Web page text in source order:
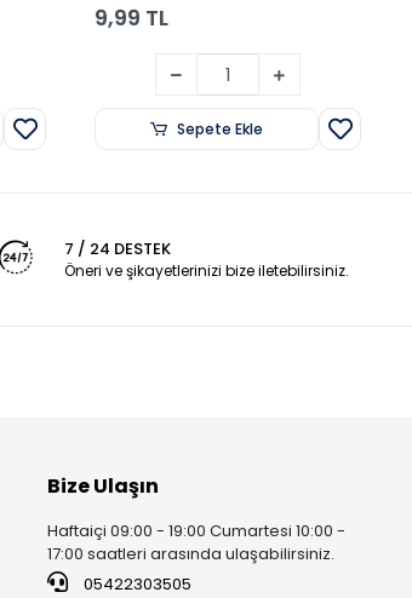
9,99 TL
Sepete Ekle
7 / 24 DESTEK
Öneri ve şikayetlerinizi bize iletebilirsiniz.
Bize Ulaşın
Haftaiçi 09:00 - 19:00 Cumartesi 10:00 -
17:00 saatleri arasında ulaşabilirsiniz.
05422303505